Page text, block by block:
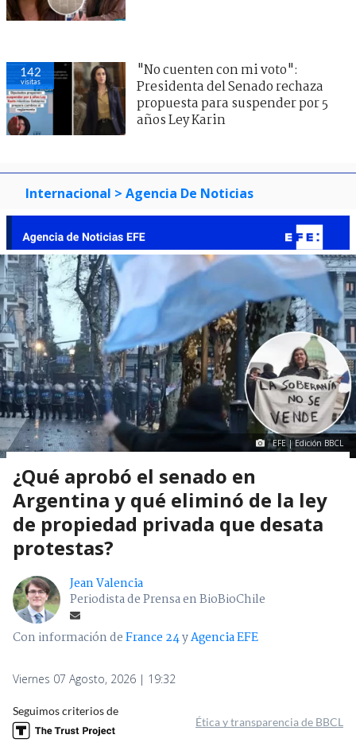
142
visitas
"No cuenten con mi voto":
Presidenta del Senado rechaza
propuesta para suspender por 5
años Ley Karin
Internacional > Agencia De Noticias
EFE | Edición BBCL
¿Qué aprobó el senado en
Argentina y qué eliminó de la ley
de propiedad privada que desata
protestas?
Jean Valencia
Periodista de Prensa en BioBioChile
Con información deFrance 24yAgencia EFE
Viernes 07 Agosto, 2026 | 19:32
Seguimos criterios de
Ética y transparencia de BBCL